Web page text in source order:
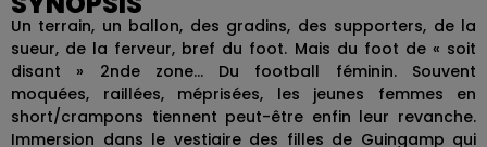
Un terrain, un ballon, des gradins, des supporters, de la
sueur, de la ferveur, bref du foot. Mais du foot de « soit
disant » 2nde zone... Du football féminin. Souvent
moquées, raillées, méprisées, les jeunes femmes en
short/crampons tiennent peut-être enfin leur revanche.
Immersion dans le vestiaire des filles de Guingamp qui